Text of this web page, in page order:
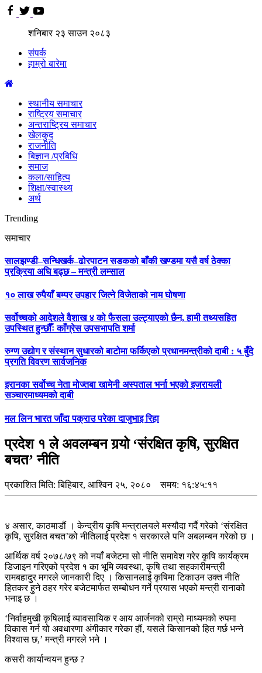
शनिबार २३साउन २०८३
संपर्क
हाम्रो बारेमा
स्थानीय समाचार
राष्ट्रिय समाचार
अन्तराष्ट्रिय समाचार
खेलकुद
राजनीति
बिज्ञान /प्रबिधि
समाज
कला/साहित्य
शिक्षा/स्वास्थ्य
अर्थ
Trending
समाचार
सालझण्डी–सन्धिखर्क–ढोरपाटन सडकको बाँकी खण्डमा यसै वर्ष ठेक्का
प्रक्रिया अघि बढ्छ – मन्त्री लम्साल
१० लाख रुपैयाँ बम्पर उपहार जित्ने विजेताको नाम घोषणा
सर्वोच्चको आदेशले वैशाख ४ को फैसला उल्ट्याएको छैन, हामी तथ्यसहित
उपस्थित हुन्छौँः काँग्रेस उपसभापति शर्मा
रुग्ण उद्योग र संस्थान सुधारको बाटोमा फर्किएको प्रधानमन्त्रीको दाबी : ५ बुँदे
प्रगति विवरण सार्वजनिक
इरानका सर्वोच्च नेता मोज्तबा खामेनी अस्पताल भर्ना भएको इजरायली
सञ्चारमाध्यमको दाबी
मल लिन भारत जाँदा पक्राउ परेका दाजुभाइ रिहा
प्रदेश १ ले अवलम्बन गर्‍यो ‘संरक्षित कृषि, सुरक्षित
बचत’ नीति
प्रकाशित मिति:बिहिबार, आश्विन २५, २०८० समय: १६:४५:११
४ असार, काठमाडौं । केन्द्रीय कृषि मन्त्रालयले मस्यौदा गर्दै गरेको ‘संरक्षित
कृषि, सुरक्षित बचत’को नीतिलाई प्रदेश १ सरकारले पनि अबलम्बन गरेको छ ।
आर्थिक वर्ष २०७८/७९ को नयाँ बजेटमा सो नीति समावेश गरेर कृषि कार्यक्रम
डिजाइन गरिएको प्रदेश १ का भूमि व्यवस्था, कृषि तथा सहकारीमन्त्री
रामबहादुर मगरले जानकारी दिए । किसानलाई कृषिमा टिकाउन उक्त नीति
हितकर हुने ठहर गरेर बजेटमार्फत सम्बोधन गर्ने प्रयास भएको मन्त्री रानाको
भनाइ छ ।
‘निर्वाहमुखी कृषिलाई व्यावसायिक र आय आर्जनको राम्रो माध्यमको रुपमा
विकास गर्न यो अवधारणा अंगीकार गरेका हौं, यसले किसानको हित गर्छ भन्ने
विश्वास छ,’ मन्त्री मगरले भने ।
कसरी कार्यान्वयन हुन्छ ?